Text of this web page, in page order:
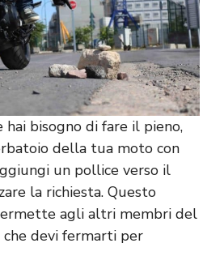
hai bisogno di fare il pieno,
della tua moto con
un pollice verso il
la richiesta. Questo
agli altri membri del
devi fermarti per